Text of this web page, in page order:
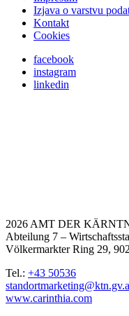
Izjava o varstvu
Kontakt
Cookies
facebook
instagram
linkedin
2026 AMT DER
Abteilung 7 –
Völkermarkter Ring 29,
Tel.: +43 50536
www.carinthia.com